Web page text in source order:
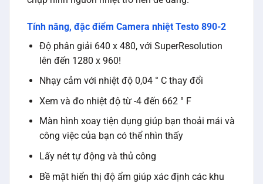
Tính năng, đặc điểm Camera nhiệt Testo 890-2
Độ phân giải 640 x 480, với SuperResolution
lên đến 1280 x 960!
Nhạy cảm với nhiệt độ 0,04 ° C thay đổi
Xem và đo nhiệt độ từ -4 đến 662 ° F
Màn hình xoay tiện dụng giúp bạn thoải mái và
công việc của bạn có thể nhìn thấy
Lấy nét tự động và thủ công
Bề mặt hiển thị độ ẩm giúp xác định các khu